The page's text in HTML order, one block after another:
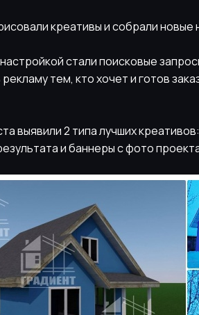
креативы и собрали новые
стали поисковые
тем, кто хочет и готов
выявили 2 типа лучших
и баннеры с фото